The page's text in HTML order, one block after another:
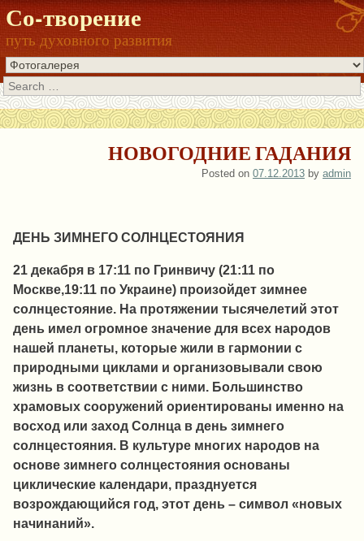
Со-творение
путь духовного развития
Search
НОВОГОДНИЕ ГАДАНИЯ
Posted on 07.12.2013 by admin
ДЕНЬ ЗИМНЕГО СОЛНЦЕСТОЯНИЯ
21 декабря в 17:11 по Гринвичу (21:11 по
Москве,19:11 по Украине) произойдет зимнее
солнцестояние. На протяжении тысячелетий этот
день имел огромное значение для всех народов
нашей планеты, которые жили в гармонии с
природными циклами и организовывали свою
жизнь в соответствии с ними. Большинство
храмовых сооружений ориентированы именно на
восход или заход Солнца в день зимнего
солнцестояния. В культуре многих народов на
основе зимнего солнцестояния основаны
циклические календари, празднуется
возрождающийся год, этот день – символ «новых
начинаний».